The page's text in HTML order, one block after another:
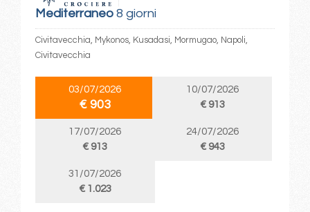
Mediterraneo8 giorni
Civitavecchia, Mykonos, Kusadasi, Mormugao, Napoli,
Civitavecchia
03/07/2026
€ 903
10/07/2026
€ 913
17/07/2026
€ 913
24/07/2026
€ 943
31/07/2026
€ 1.023